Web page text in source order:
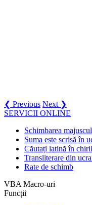
❮ Previous Next ❯
SERVICII ONLINE
Schimbarea
Suma este scrisă în
Căutați latină în
Transliterare din
Rate de schimb
VBA Macro-uri
Funcții